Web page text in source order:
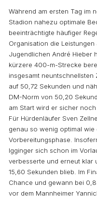
Während am ersten Tag im
Stadion nahezu optimale
beeinträchtigte häufiger
Organisation die
Jugendlichen André Hieber
kürzere 400-m-Strecke
insgesamt neuntschnellsten
auf 50,72 Sekunden und
DM-Norm von 50,20
am Start wird er sicher noch
Für Hürdenläufer Sven
genau so wenig optimal wie
Vorbereitungsphase.
Igginger sich schon im
verbesserte und erneut
15,60 Sekunden blieb. Im
Chance und gewann bei
vor dem Mannheimer